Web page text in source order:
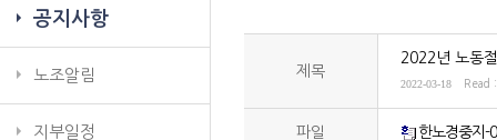
공지사항
노조알림
지부일정
제목
2022년 노동
2022-03-18 Read
파일 한노경중지-